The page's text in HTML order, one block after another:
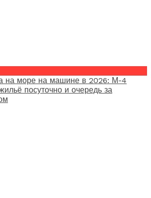
на море на машине в 2026: М-4
посуточно и очередь за